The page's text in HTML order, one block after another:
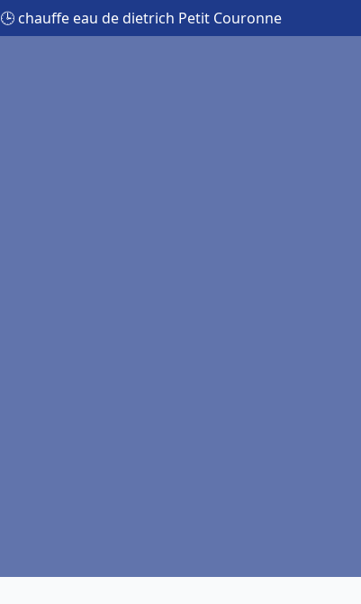
🕒 chauffe eau de dietrich Petit Couronne